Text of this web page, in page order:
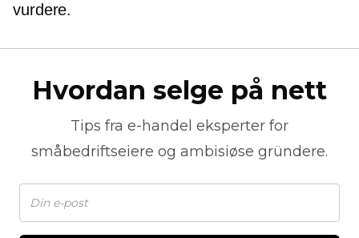
vurdere.
Hvordan selge på nett
Tips fra e-handel eksperter for
småbedriftseiere og ambisiøse gründere.